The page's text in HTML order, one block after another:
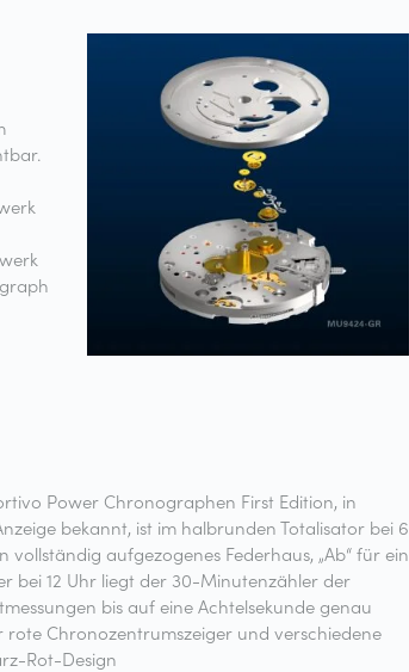
Power Chronographen First Edition, in
bekannt, ist im halbrunden Totalisator bei 6
vollständig aufgezogenes Federhaus, „Ab“ für ein
bei 12 Uhr liegt der 30-Minutenzähler der
bis auf eine Achtelsekunde genau
Chronozentrumszeiger und verschiedene
Rot-Design